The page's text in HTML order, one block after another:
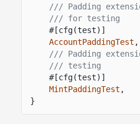
/// Padding
/// for testing
#[cfg(test)]
AccountPaddingTest ,
/// Padding
/// testing
#[cfg(test)]
MintPaddingTest ,
}